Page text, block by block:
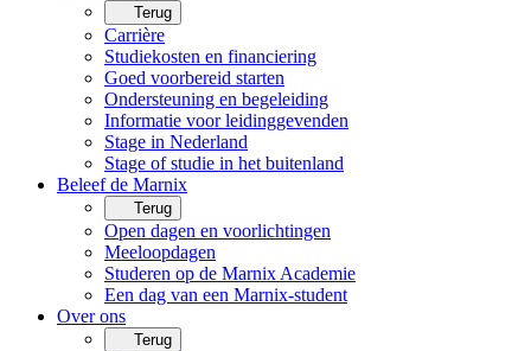
Terug
Carrière
Studiekosten en financiering
Goed voorbereid starten
Ondersteuning en begeleiding
Informatie voor leidinggevenden
Stage in Nederland
Stage of studie in het buitenland
Beleef de Marnix
Terug
Open dagen en voorlichtingen
Meeloopdagen
Studeren op de Marnix Academie
Een dag van een Marnix-student
Over ons
Terug